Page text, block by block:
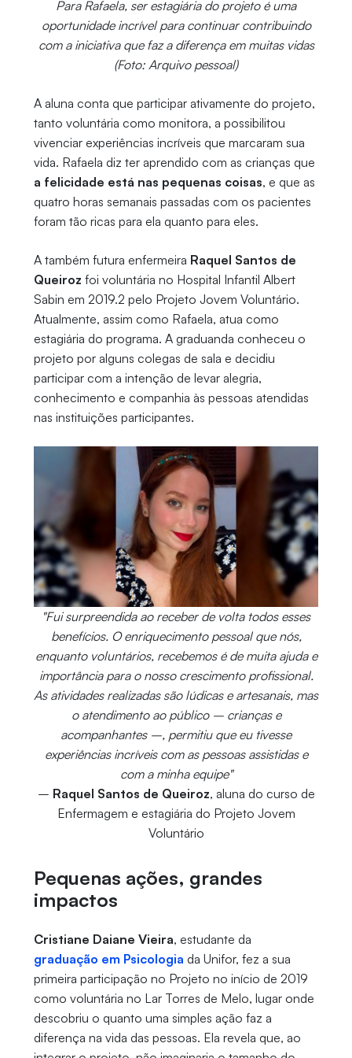
Para Rafaela, ser estagiária do projeto é uma
oportunidade incrível para continuar contribuindo
com a iniciativa que faz a diferença em muitas vidas
(Foto: Arquivo pessoal)
A aluna conta que participar ativamente do projeto,
tanto voluntária como monitora, a possibilitou
vivenciar experiências incríveis que marcaram sua
vida. Rafaela diz ter aprendido com as crianças que
a felicidade está nas pequenas coisas, e que as
quatro horas semanais passadas com os pacientes
foram tão ricas para ela quanto para eles.
A também futura enfermeira Raquel Santos de
Queiroz foi voluntária no Hospital Infantil Albert
Sabin em 2019.2 pelo Projeto Jovem Voluntário.
Atualmente, assim como Rafaela, atua como
estagiária do programa. A graduanda conheceu o
projeto por alguns colegas de sala e decidiu
participar com a intenção de levar alegria,
conhecimento e companhia às pessoas atendidas
nas instituições participantes.
"Fui surpreendida ao receber de volta todos esses
benefícios. O enriquecimento pessoal que nós,
enquanto voluntários, recebemos é de muita ajuda e
importância para o nosso crescimento profissional.
As atividades realizadas são lúdicas e artesanais, mas
o atendimento ao público – crianças e
acompanhantes –, permitiu que eu tivesse
experiências incríveis com as pessoas assistidas e
com a minha equipe"
– Raquel Santos de Queiroz, aluna do curso de
Enfermagem e estagiária do Projeto Jovem
Voluntário
Pequenas ações, grandes
impactos
Cristiane Daiane Vieira, estudante da
graduação em Psicologia da Unifor, fez a sua
primeira participação no Projeto no início de 2019
como voluntária no Lar Torres de Melo, lugar onde
descobriu o quanto uma simples ação faz a
diferença na vida das pessoas. Ela revela que, ao